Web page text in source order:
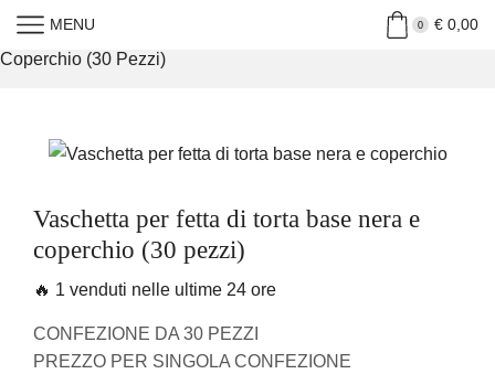
MENU 0 €0,00
Home »Shop
Vaschetta Per Fetta Di Torta Base Nera E
Coperchio (30 Pezzi)
Vaschetta per fetta di torta base nera e
coperchio (30 pezzi)
🔥 1 venduti nelle ultime 24 ore
CONFEZIONE DA 30 PEZZI
PREZZO PER SINGOLA CONFEZIONE